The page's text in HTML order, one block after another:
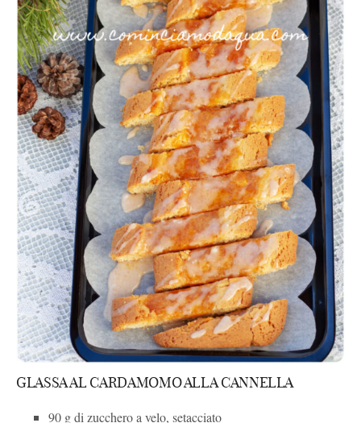
GLASSA AL CARDAMOMO ALLA CANNELLA
90 g di zucchero a velo, setacciato